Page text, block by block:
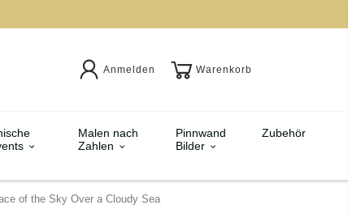
Anmelden Warenkorb
Malen nach
Zahlen
Pinnwand
Bilder
Zubehör
of the Sky Over a Cloudy Sea